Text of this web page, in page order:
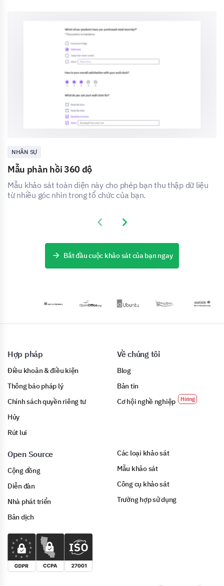
NHÂN SỰ
Mẫu phản hồi 360 độ
Mẫu khảo sát toàn diện này cho phép bạn thu thập dữ liệu
từ nhiều góc nhìn trong tổ chức của bạn.
Previous slide
Next slide
Bắt đầu cuộc khảo sát của bạn ngay
Hợp pháp
Điều khoản & điều kiện
Thông báo pháp lý
Chính sách quyền riêng tư
Hủy
Rút lui
Về chúng tôi
Blog
Bản tin
Cơ hội nghề nghiệp
Open Source
Cộng đồng
Diễn đàn
Nhà phát triển
Bản dịch
Các loại khảo sát
Mẫu khảo sát
Công cụ khảo sát
Trường hợp sử dụng